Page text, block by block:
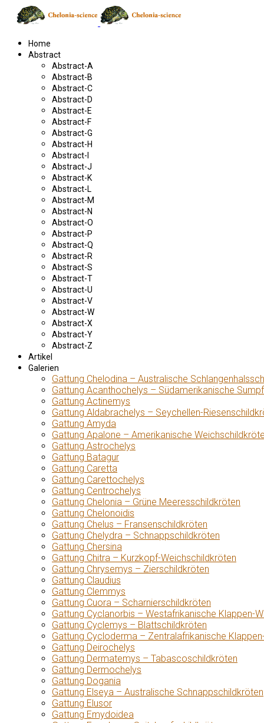
Home
Abstract
Abstract-A
Abstract-B
Abstract-C
Abstract-D
Abstract-E
Abstract-F
Abstract-G
Abstract-H
Abstract-I
Abstract-J
Abstract-K
Abstract-L
Abstract-M
Abstract-N
Abstract-O
Abstract-P
Abstract-Q
Abstract-R
Abstract-S
Abstract-T
Abstract-U
Abstract-V
Abstract-W
Abstract-X
Abstract-Y
Abstract-Z
Artikel
Galerien
Gattung Chelodina – Australische
Gattung Acanthochelys – Südamerikanische
Gattung Actinemys
Gattung Aldabrachelys – Seychellen-
Gattung Amyda
Gattung Apalone – Amerikanische
Gattung Astrochelys
Gattung Batagur
Gattung Caretta
Gattung Carettochelys
Gattung Centrochelys
Gattung Chelonia – Grüne Meeresschildkröten
Gattung Chelonoidis
Gattung Chelus – Fransenschildkröten
Gattung Chelydra – Schnappschildkröten
Gattung Chersina
Gattung Chitra – Kurzkopf-Weichschildkröten
Gattung Chrysemys – Zierschildkröten
Gattung Claudius
Gattung Clemmys
Gattung Cuora – Scharnierschildkröten
Gattung Cyclanorbis – Westafrikanische Klappen-
Gattung Cyclemys – Blattschildkröten
Gattung Cycloderma – Zentralafrikanische
Gattung Deirochelys
Gattung Dermatemys – Tabascoschildkröten
Gattung Dermochelys
Gattung Dogania
Gattung Elseya – Australische Schnappschildkröten
Gattung Elusor
Gattung Emydoidea